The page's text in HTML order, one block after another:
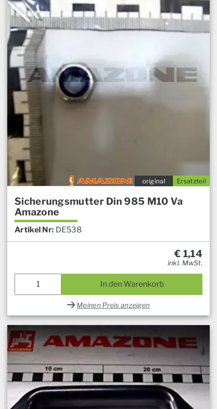
Ersatzteil
original
Sicherungsmutter Din 985 M10 Va
Amazone
Artikel Nr: DE538
€ 1,14
inkl. MwSt.
In den Warenkorb
Meinen Preis anzeigen